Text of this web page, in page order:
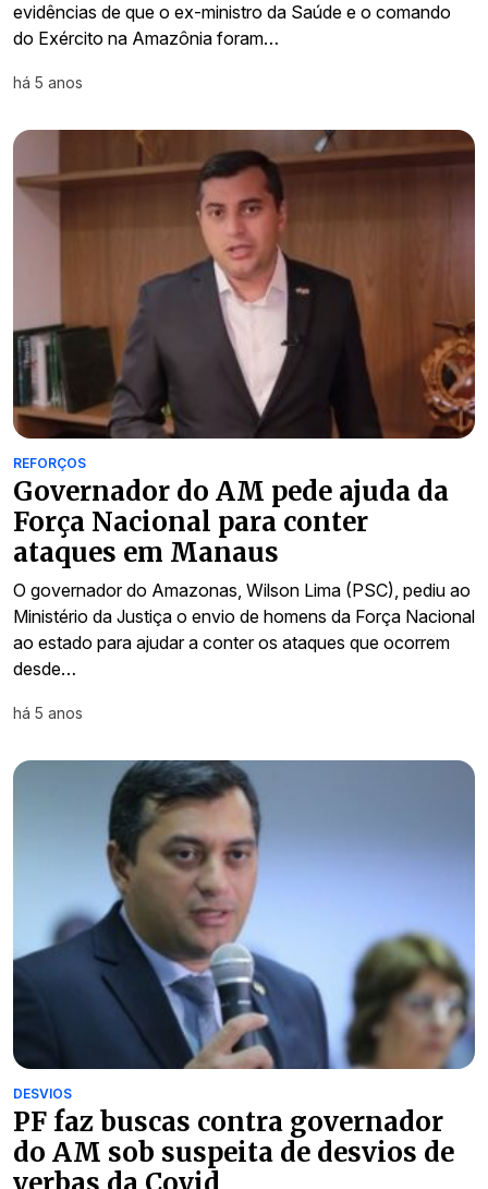
evidências de que o ex-ministro da Saúde e o comando
do Exército na Amazônia foram…
há 5 anos
REFORÇOS
Governador do AM pede ajuda da
Força Nacional para conter
ataques em Manaus
O governador do Amazonas, Wilson Lima (PSC), pediu ao
Ministério da Justiça o envio de homens da Força Nacional
ao estado para ajudar a conter os ataques que ocorrem
desde…
há 5 anos
DESVIOS
PF faz buscas contra governador
do AM sob suspeita de desvios de